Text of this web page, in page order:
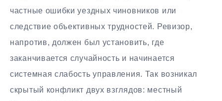
частные ошибки уездных чиновников или
следствие объективных трудностей. Ревизор,
напротив, должен был установить, где
заканчивается случайность и начинается
системная слабость управления. Так возникал
скрытый конфликт двух взглядов: местный